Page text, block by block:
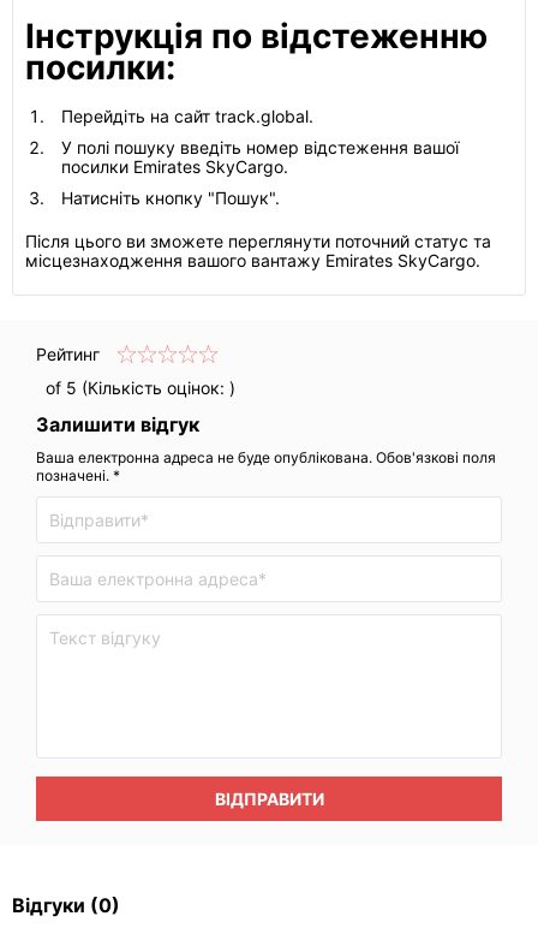
Інструкція по відстеженню
посилки:
Перейдіть на сайт track.global.
У полі пошуку введіть номер відстеження вашої
посилки Emirates SkyCargo.
Натисніть кнопку "Пошук".
Після цього ви зможете переглянути поточний статус та
місцезнаходження вашого вантажу Emirates SkyCargo.
Рейтинг
of 5 (Кількість оцінок: )
Залишити відгук
Ваша електронна адреса не буде опублікована. Обов'язкові поля
позначені. *
ВІДПРАВИТИ
Відгуки (0)